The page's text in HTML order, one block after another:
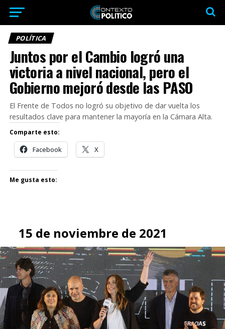
POLÍTICA
Juntos por el Cambio logró una
victoria a nivel nacional, pero el
Gobierno mejoró desde las PASO
El Frente de Todos no logró su objetivo de dar vuelta los
resultados clave para mantener la mayoría en la Cámara Alta.
Comparte esto:
Facebook X
Me gusta esto:
15 de noviembre de 2021